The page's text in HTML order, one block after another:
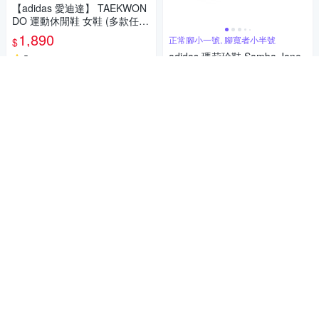
【adidas 愛迪達】 TAEKWON
DO 運動休閒鞋 女鞋 (多款任
選)
$1,890
5
正常腳小一號, 腳寬者小半號
adidas 瑪莉珍鞋 Samba Jane